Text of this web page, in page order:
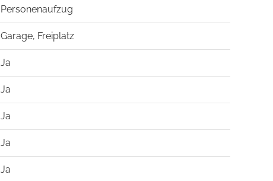
Personenaufzug
Garage, Freiplatz
Ja
Ja
Ja
Ja
Ja